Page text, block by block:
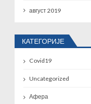
август 2019
КАТЕГОРИЈЕ
Covid19
Uncategorized
Афера